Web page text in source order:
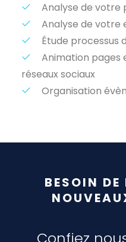
Analyse de votre
Analyse de
Étude processus
Animation pages
réseaux sociaux
Organisation
BESOIN DE